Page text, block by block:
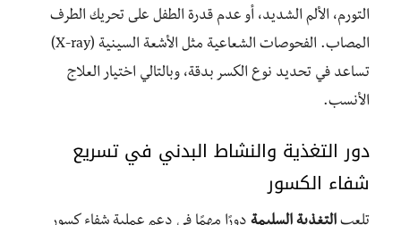
التورم، الألم الشديد، أو عدم قدرة الطفل على تحريك الطرف
المصاب. الفحوصات الشعاعية مثل الأشعة السينية (X-ray)
تساعد في تحديد نوع الكسر بدقة، وبالتالي اختيار العلاج
الأنسب.
دور التغذية والنشاط البدني في تسريع
شفاء الكسور